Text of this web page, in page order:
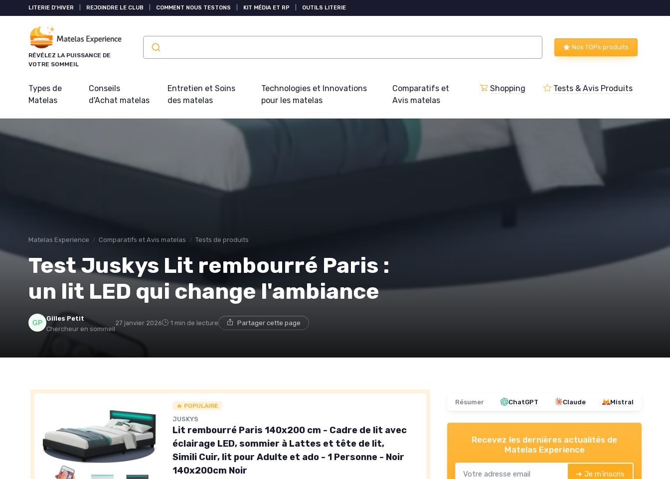
LITERIE D'HIVER REJOINDRE LE CLUB COMMENT NOUS TESTONS KIT MÉDIA ET RP OUTILS LITERIE
RÉVÉLEZ LA PUISSANCE DE
VOTRE SOMMEIL
Nos TOPs produits
Types de
Matelas
Conseils
d'Achat matelas
Entretien et Soins
des matelas
Technologies et Innovations
pour les matelas
Comparatifs et
Avis matelas
Shopping Tests & Avis Produits
Matelas Experience Comparatifs et Avis matelas Tests de produits
Test Juskys Lit rembourré Paris :
un lit LED qui change l'ambiance
Gilles Petit
Chercheur en sommeil
27 janvier 2026 1 min de lecture Partager cette page
🔥 POPULAIRE
JUSKYS
Lit rembourré Paris 140x200 cm - Cadre de lit avec
éclairage LED, sommier à Lattes et tête de lit,
Simili Cuir, lit pour Adulte et ado - 1 Personne - Noir
140x200cm Noir
Résumer ChatGPT Claude Mistral
Recevez les dernières actualités de
Matelas Experience
➔ Je m'inscris
Panneau de gestion des cookies